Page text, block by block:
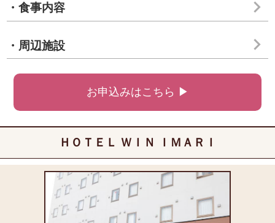
・食事内容
・周辺施設
お申込みはこちら ▶
ＨＯＴＥＬ ＷＩＮ ＩＭＡＲＩ